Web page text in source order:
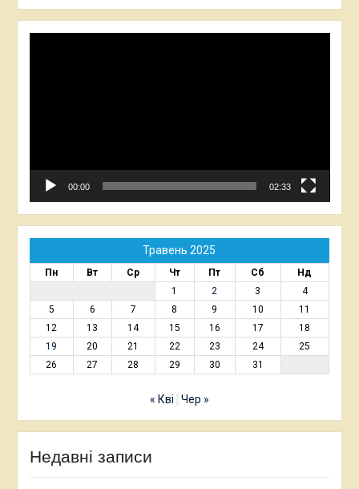
00:00 02:33
Травень 2025
Пн Вт Ср Чт Пт Сб
Нд
1
2 3
4
5
6 7 8 9 10
11
12
13 14 15 16 17
18
19
20 21 22 23 24
25
26
27 28 29 30 31
« Кві Чер »
Недавні записи